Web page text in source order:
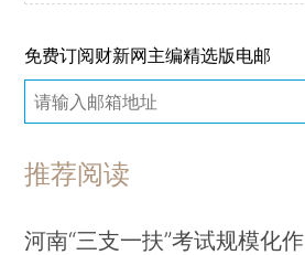
免费订阅财新网主编精选版电邮
推荐阅读
河南“三支一扶”考试规模化作